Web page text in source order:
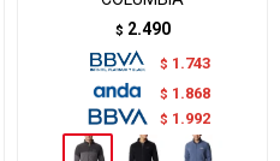
$ 2.490
$ 1.743
$ 1.868
$ 1.992